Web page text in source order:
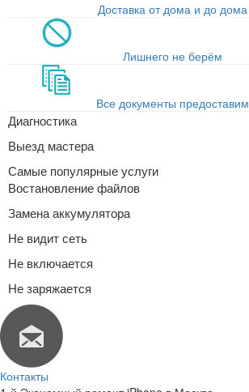
Доставка от дома и до дома
Лишнего не берём
Все документы предоставим
Диагностика
Выезд мастера
Самые популярные услуги
Востановление файлов
Замена аккумулятора
Не видит сеть
Не включается
Не заряжается
Контакты